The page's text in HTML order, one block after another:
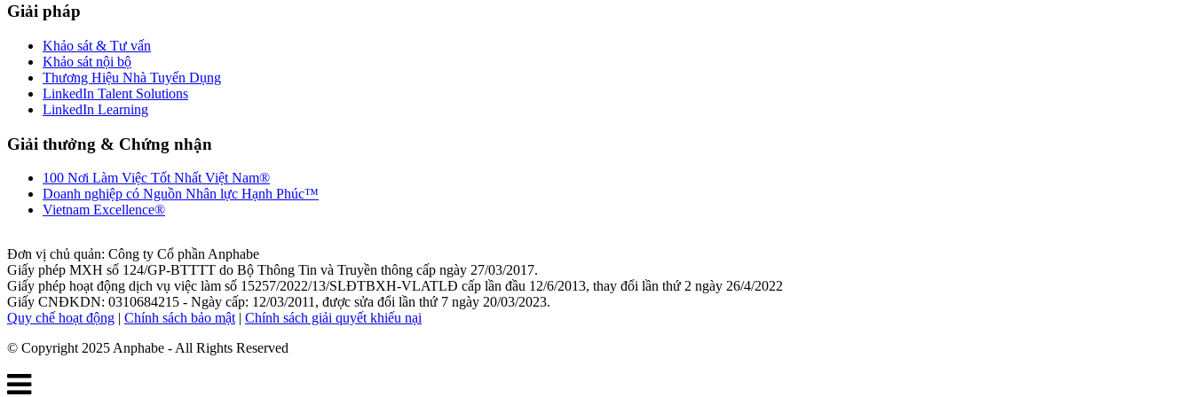
Giải pháp
Khảo sát & Tư vấn
Khảo sát nội bộ
Thương Hiệu Nhà Tuyển Dụng
LinkedIn Talent Solutions
LinkedIn Learning
Giải thưởng & Chứng nhận
100 Nơi Làm Việc Tốt Nhất Việt Nam®
Doanh nghiệp có Nguồn Nhân lực Hạnh Phúc™
Vietnam Excellence®
Đơn vị chủ quản: Công ty Cổ phần Anphabe
Giấy phép MXH số 124/GP-BTTTT do Bộ Thông Tin và Truyền thông cấp ngày 27/03/2017.
Giấy phép hoạt động dịch vụ việc làm số 15257/2022/13/SLĐTBXH-VLATLĐ cấp lần đầu 12/6/2013, thay đổi lần thứ 2 ngày 26/4/2022
Giấy CNĐKDN: 0310684215 - Ngày cấp: 12/03/2011, được sửa đổi lần thứ 7 ngày 20/03/2023.
Quy chế hoạt động | Chính sách bảo mật| Chính sách giải quyết khiếu nại
© Copyright 2025 Anphabe - All Rights Reserved